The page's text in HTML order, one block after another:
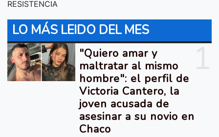
RESISTENCIA
LO MÁS LEIDO DEL MES
"Quiero amar y
maltratar al mismo
hombre": el perfil de
Victoria Cantero, la
joven acusada de
asesinar a su novio en
Chaco